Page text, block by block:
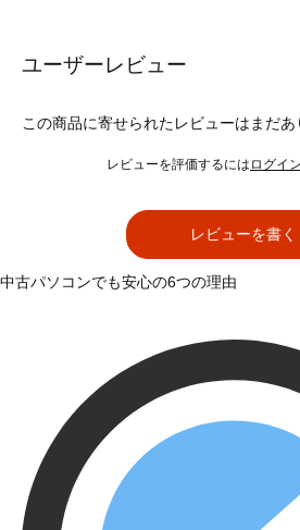
ユーザーレビュー
この商品に寄せられたレビューはまだあ
レビューを評価するには ログイン
レビューを書く
中古パソコンでも安心の6つの理由